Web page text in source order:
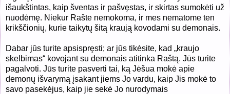
išaukštintas, kaip šventas ir pašvęstas, ir skirtas sumokėti už
nuodėmę. Niekur Rašte nemokoma, ir mes nematome ten
krikščionių, kurie taikytų šitą kraują kovodami su demonais.
Dabar jūs turite apsispręsti; ar jūs tikėsite, kad „kraujo
skelbimas“ kovojant su demonais atitinka Raštą. Jūs turite
pagalvoti. Jūs turite pasverti tai, ką Jėšua mokė apie
demonų išvarymą įsakant jiems Jo vardu, kaip Jis mokė to
savo pasekėjus, kaip jie sekė Jo nurodymais